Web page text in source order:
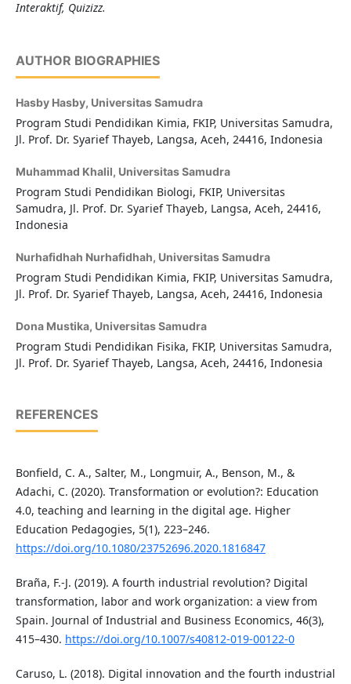
Interaktif, Quizizz.
AUTHOR BIOGRAPHIES
Hasby Hasby, Universitas Samudra
Program Studi Pendidikan Kimia, FKIP, Universitas Samudra,
Jl. Prof. Dr. Syarief Thayeb, Langsa, Aceh, 24416, Indonesia
Muhammad Khalil, Universitas Samudra
Program Studi Pendidikan Biologi, FKIP, Universitas
Samudra, Jl. Prof. Dr. Syarief Thayeb, Langsa, Aceh, 24416,
Indonesia
Nurhafidhah Nurhafidhah, Universitas Samudra
Program Studi Pendidikan Kimia, FKIP, Universitas Samudra,
Jl. Prof. Dr. Syarief Thayeb, Langsa, Aceh, 24416, Indonesia
Dona Mustika, Universitas Samudra
Program Studi Pendidikan Fisika, FKIP, Universitas Samudra,
Jl. Prof. Dr. Syarief Thayeb, Langsa, Aceh, 24416, Indonesia
REFERENCES
Bonfield, C. A., Salter, M., Longmuir, A., Benson, M., &
Adachi, C. (2020). Transformation or evolution?: Education
4.0, teaching and learning in the digital age. Higher
Education Pedagogies, 5(1), 223–246.
https://doi.org/10.1080/23752696.2020.1816847
Braña, F.-J. (2019). A fourth industrial revolution? Digital
transformation, labor and work organization: a view from
Spain. Journal of Industrial and Business Economics, 46(3),
415–430. https://doi.org/10.1007/s40812-019-00122-0
Caruso, L. (2018). Digital innovation and the fourth industrial